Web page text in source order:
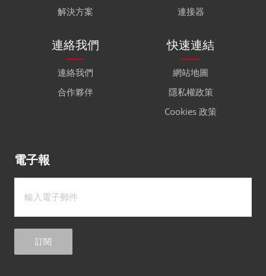
解決方案
連接器
連絡我們
連絡我們
合作夥伴
快速連結
網站地圖
隱私權政策
Cookies 政策
電子報
訂閱